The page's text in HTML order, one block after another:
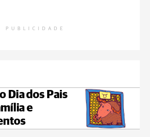
PUBLICIDADE
Dia dos Pais
e